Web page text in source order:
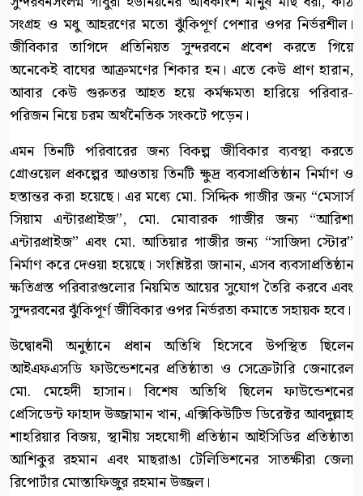
সংগ্রহ ও মধু আহরণের মতো ঝুঁকিপূর্ণ পেশার ওপর নির্ভরশীল।
জীবিকার তাগিদে প্রতিনিয়ত সুন্দরবনে প্রবেশ করতে গিয়ে
অনেকেই বাঘের আক্রমণের শিকার হন। এতে কেউ প্রাণ হারান,
আবার কেউ গুরুতর আহত হয়ে কর্মক্ষমতা হারিয়ে পরিবার-
পরিজন নিয়ে চরম অর্থনৈতিক সংকটে পড়েন।
এমন তিনটি পরিবারের জন্য বিকল্প জীবিকার ব্যবস্থা করতে
গ্রোওয়েল প্রকল্পের আওতায় তিনটি ক্ষুদ্র ব্যবসাপ্রতিষ্ঠান নির্মাণ ও
হস্তান্তর করা হয়েছে। এর মধ্যে মো. সিদ্দিক গাজীর জন্য “মেসার্স
সিয়াম এন্টারপ্রাইজ”, মো. মোবারক গাজীর জন্য “আরিশা
এন্টারপ্রাইজ” এবং মো. আতিয়ার গাজীর জন্য “সাজিদা স্টোর”
নির্মাণ করে দেওয়া হয়েছে। সংশ্লিষ্টরা জানান, এসব ব্যবসাপ্রতিষ্ঠান
ক্ষতিগ্রস্ত পরিবারগুলোর নিয়মিত আয়ের সুযোগ তৈরি করবে এবং
সুন্দরবনের ঝুঁকিপূর্ণ জীবিকার ওপর নির্ভরতা কমাতে সহায়ক হবে।
উদ্বোধনী অনুষ্ঠানে প্রধান অতিথি হিসেবে উপস্থিত ছিলেন
আইএফএসডি ফাউন্ডেশনের প্রতিষ্ঠাতা ও সেক্রেটারি জেনারেল
মো. মেহেদী হাসান। বিশেষ অতিথি ছিলেন ফাউন্ডেশনের
প্রেসিডেন্ট ফাহাদ উজ্জামান খান, এক্সিকিউটিভ ডিরেক্টর আবদুল্লাহ
শাহরিয়ার বিজয়, স্থানীয় সহযোগী প্রতিষ্ঠান আইসিডির প্রতিষ্ঠাতা
আশিকুর রহমান এবং মাছরাঙা টেলিভিশনের সাতক্ষীরা জেলা
রিপোর্টার মোস্তাফিজুর রহমান উজ্জল।